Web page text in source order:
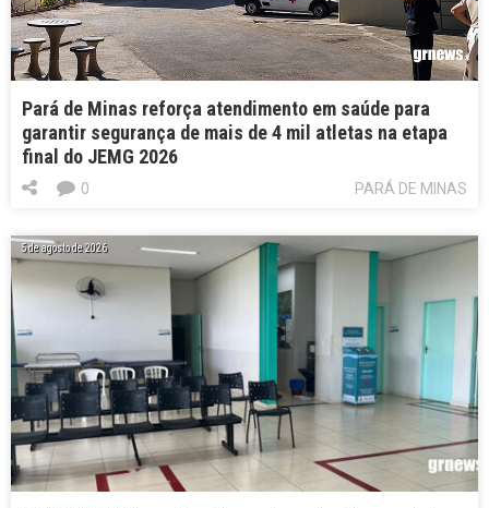
Pará de Minas reforça atendimento em saúde para
garantir segurança de mais de 4 mil atletas na etapa
final do JEMG 2026
PARÁ DE MINAS
0
5 de agosto de 2026